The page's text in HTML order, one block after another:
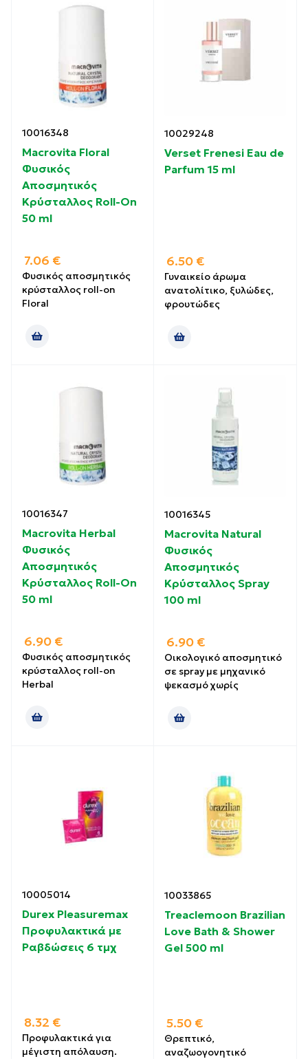
10016348
Macrovita Floral
Φυσικός
Αποσμητικός
Κρύσταλλος Roll-On
50 ml
7.06 €
Φυσικός αποσμητικός
κρύσταλλος roll-on
Floral
10029248
Verset Frenesi Eau de
Parfum 15 ml
6.50 €
Γυναικείο άρωμα
ανατολίτικο, ξυλώδες,
φρουτώδες
10016347
Macrovita Herbal
Φυσικός
Αποσμητικός
Κρύσταλλος Roll-On
50 ml
6.90 €
Φυσικός αποσμητικός
κρύσταλλος roll-on
Herbal
10016345
Macrovita Natural
Φυσικός
Αποσμητικός
Κρύσταλλος Spray
100 ml
6.90 €
Οικολογικό αποσμητικό
σε spray με μηχανικό
ψεκασμό χωρίς
10005014
Durex Pleasuremax
Προφυλακτικά με
Ραβδώσεις 6 τμχ
8.32 €
Προφυλακτικά για
μέγιστη απόλαυση.
10033865
Treaclemoon Brazilian
Love Bath & Shower
Gel 500 ml
5.50 €
Θρεπτικό,
αναζωογονητικό